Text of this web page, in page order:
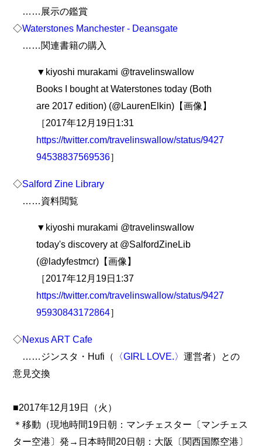
……展示の鑑賞
◇Waterstones Manchester - Deansgate
……関連書籍の購入
▼kiyoshi murakami @travelinswallow
Books I bought at Waterstones today (Both
are 2017 edition) (@LaurenElkin)【画像】
［2017年12月19日1:31
https://twitter.com/travelinswallow/status/9427
94538837569536］
◇Salford Zine Library
……資料閲覧
▼kiyoshi murakami @travelinswallow
today's discovery at @SalfordZineLib
(@ladyfestmcr)【画像】
［2017年12月19日1:37
https://twitter.com/travelinswallow/status/9427
95930843172864］
◇Nexus ART Cafe
……ジンスタ・Hufi（
〈GIRL LOVE.〉運営者）との
意見交換
■2017年12月19日（火）
＊移動（現地時間19日朝：マンチェスター〔マンチェス
ター空港〕発→日本時間20日朝：大阪〔関西国際空港〕